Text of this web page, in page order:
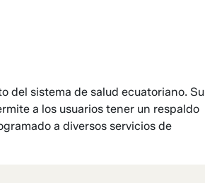
del sistema de salud ecuatoriano. Su
a los usuarios tener un respaldo
a diversos servi­cios de